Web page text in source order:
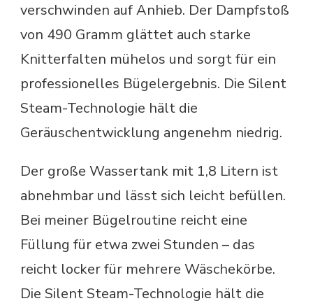
verschwinden auf Anhieb. Der Dampfstoß
von 490 Gramm glättet auch starke
Knitterfalten mühelos und sorgt für ein
professionelles Bügelergebnis. Die Silent
Steam-Technologie hält die
Geräuschentwicklung angenehm niedrig.
Der große Wassertank mit 1,8 Litern ist
abnehmbar und lässt sich leicht befüllen.
Bei meiner Bügelroutine reicht eine
Füllung für etwa zwei Stunden – das
reicht locker für mehrere Wäschekörbe.
Die Silent Steam-Technologie hält die